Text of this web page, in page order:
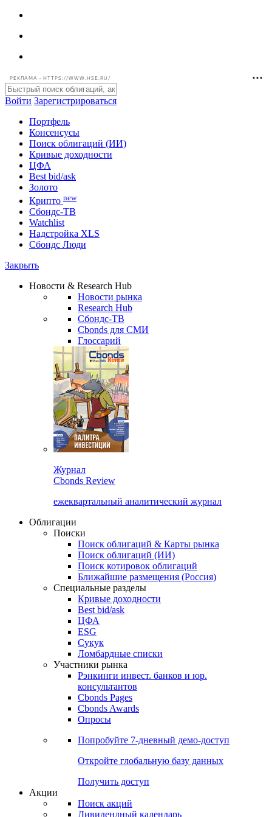
РЕКЛАМА • HTTPS://WWW.HSE.RU/
Войти Зарегистрироваться
Портфель
Консенсусы
Поиск облигаций (ИИ)
Кривые доходности
ЦФА
Best bid/ask
Золото
Крипто new
Watchlist
Сбондс Люди
Новости & Research Hub
Новости рынка
Research Hub
Сбондс-ТВ
Cbonds для СМИ
Глоссарий
Cbonds Review
ежеквартальный аналитический журнал
Облигации
Поиски
Поиск облигаций & Карты рынка
Поиск облигаций (ИИ)
Поиск котировок облигаций
Ближайшие размещения (Россия)
Специальные разделы
Кривые доходности
Best bid/ask
ЦФА
ESG
Сукук
Ломбардные списки
Участники рынка
Рэнкинги инвест. банков и юр.
Cbonds Pages
Опросы
Попробуйте7-дневный
Откройте глобальную базу данных